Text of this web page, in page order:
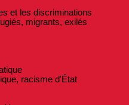
et les discriminations
migrants, exilés
racisme d'État